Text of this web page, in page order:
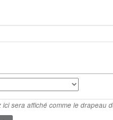
sera affiché comme le drapeau